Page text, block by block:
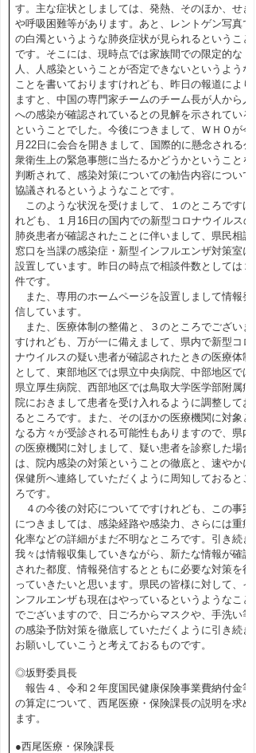
す。主な症状としましては、発熱、そのほか、せき
や呼吸困難等があります。あと、レントゲン写真で
の白濁というような肺炎症状が見られるということ
です。そこには、現時点では家族間での限定的な
人、人感染ということが否定できないというような
ことを書いておりますけれども、昨日の報道により
ますと、中国の専門家チームのチーム長が人から人
への感染が確認されているとの見解を示されている
ということでした。今後につきまして、ＷＨＯが今
月22日に会合を開きまして、国際的に懸念される公
衆衛生上の緊急事態に当たるかどうかということを
判断されて、感染対策についての勧告内容について
協議されるというようなことです。
このような状況を受けまして、１のところですけ
れども、１月16日の国内での新型コロナウイルスの
肺炎患者が確認されたことに伴いまして、県民相談
窓口を当課の感染症・新型インフルエンザ対策室に
設置しています。昨日の時点で相談件数としては２
件です。
また、専用のホームページを設置しまして情報発
信しています。
また、医療体制の整備と、３のところでございま
すけれども、万が一に備えまして、県内で新型コロ
ナウイルスの疑い患者が確認されたときの医療体制
として、東部地区では県立中央病院、中部地区では
県立厚生病院、西部地区では鳥取大学医学部附属病
院におきまして患者を受け入れるように調整してお
るところです。また、そのほかの医療機関に対象と
なる方々が受診される可能性もありますので、県内
の医療機関に対しまして、疑い患者を診察した場合
は、院内感染の対策ということの徹底と、速やかに
保健所へ連絡していただくように周知しておるとこ
ろです。
４の今後の対応についてですけれども、この事案
につきましては、感染経路や感染力、さらには重症
化率などの詳細がまだ不明なところです。引き続き
我々は情報収集していきながら、新たな情報が確認
された都度、情報発信するとともに必要な対策を行
っていきたいと思います。県民の皆様に対して、イ
ンフルエンザも現在はやっているというようなこと
でございますので、日ごろからマスクや、手洗い等
の感染予防対策を徹底していただくように引き続き
お願いしていこうと考えておるものです。
◎坂野委員長
報告４、令和２年度国民健康保険事業費納付金等
の算定について、西尾医療・保険課長の説明を求め
ます。
●西尾医療・保険課長